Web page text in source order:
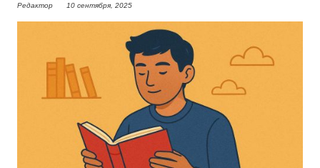
Редактор 10 сентября, 2025